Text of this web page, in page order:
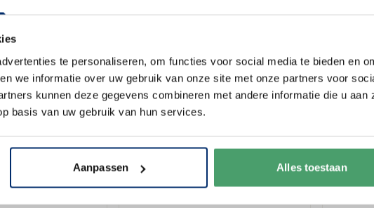
te personaliseren, om functies voor social media te bieden en
we informatie over uw gebruik van onze site met onze partners voor
kunnen deze gegevens combineren met andere informatie die u aan
basis van uw gebruik van hun services.
Aanpassen Alles toestaan
Pasen Spring AwakeningVilleroy & Boch Pasen Bunny Tales
eierdopje Anna